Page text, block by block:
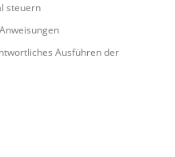
steuern
Ausführen der